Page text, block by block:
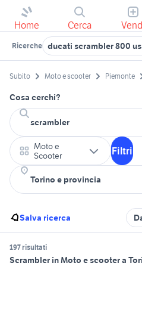
Home Cerca
Ricerche ducati scrambler 800
Subito Moto e scooter Piemonte
Cosa cerchi?
Moto e
Scooter
Filtri
Salva ricerca
197 risultati
Scrambler in Moto e scooter a